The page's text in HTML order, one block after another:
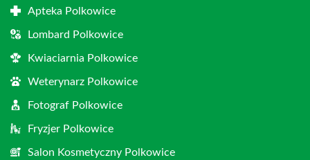
Apteka Polkowice
Lombard Polkowice
Kwiaciarnia Polkowice
Weterynarz Polkowice
Fotograf Polkowice
Fryzjer Polkowice
Salon Kosmetyczny Polkowice